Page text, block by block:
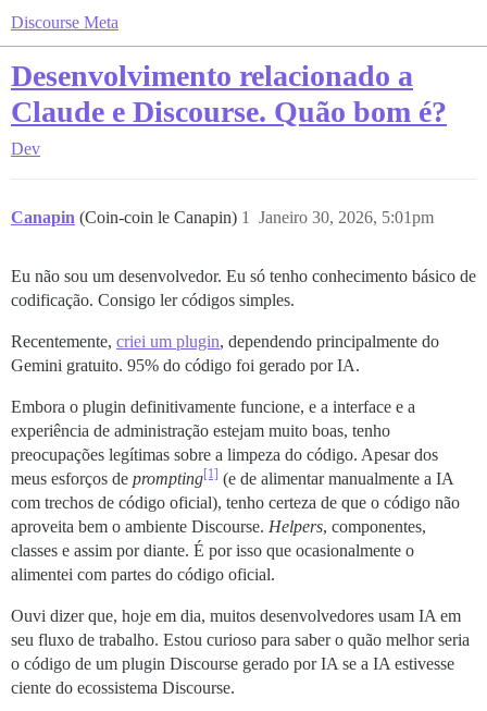
Discourse Meta
Desenvolvimento relacionado a
Claude e Discourse. Quão bom é?
Dev
Canapin (Coin-coin le Canapin) Janeiro 30, 2026, 5:01pm
1
Eu não sou um desenvolvedor. Eu só tenho conhecimento básico de
codificação. Consigo ler códigos simples.
Recentemente, criei um plugin, dependendo principalmente do
Gemini gratuito. 95% do código foi gerado por IA.
Embora o plugin definitivamente funcione, e a interface e a
experiência de administração estejam muito boas, tenho
preocupações legítimas sobre a limpeza do código. Apesar dos
meus esforços de prompting[1] (e de alimentar manualmente a IA
com trechos de código oficial), tenho certeza de que o código não
aproveita bem o ambiente Discourse. Helpers, componentes,
classes e assim por diante. É por isso que ocasionalmente o
alimentei com partes do código oficial.
Ouvi dizer que, hoje em dia, muitos desenvolvedores usam IA em
seu fluxo de trabalho. Estou curioso para saber o quão melhor seria
o código de um plugin Discourse gerado por IA se a IA estivesse
ciente do ecossistema Discourse.